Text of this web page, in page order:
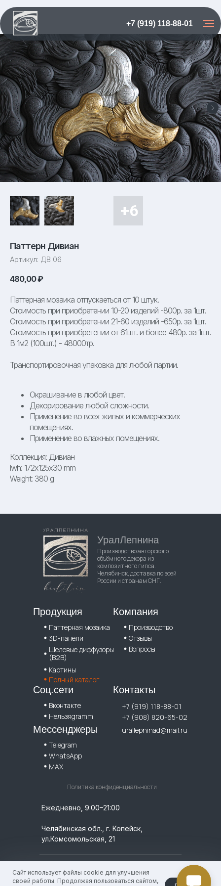
+7 (919) 118-88-01
Паттерн Дивиан
Артикул: ДВ 06
480,00₽
Паттерная мозаика отпускаеться от 10 штук.
Стоимость при приобретении 10-20 изделий -800р. за 1шт.
Стоимость при приобретении 21-60 изделий -650р. за 1шт.
Стоимость при приобретении от 61шт. и более 480р. за 1шт.
В 1м2 (100шт.) - 48000тр.
Транспортировочная упаковка для любой партии.
Окрашивание в любой цвет.
Декорирование любой сложности.
Применение во всех жилых и коммерческих
помещениях.
Применение во влажных помещениях.
Коллекция: Дивиан
lwh: 172x125x30 mm
Weight: 380 g
Паттерная мозаика
3D-панели
Щелевые диффузоры
(B2B)
Картины
Полный каталог
УралЛепнина
Продукция
+7 (919) 118-88-01
+7 (908) 820-65-02
urallepninad@mail.ru
Политика конфиденциальности
Контакты
Производство
Отзывы
Вопросы
Компания
Вконтакте
Нельзяgramm
Соц.сети
Telegram
WhatsApp
MAX
Мессенджеры
Производство авторского
объёмного декора из
композитного гипса.
Челябинск, доставка по всей
России и странам СНГ.
Ежедневно, 9:00–21:00
Челябинская обл., г. Копейск,
ул.Комсомольская, 21
© 2026 УралЛепнина. ИП Кислицин Денис
Геннадьевич, / ИНН: 744924756009 /
Сайт использует файлы cookie для улучшения
своей работы. Продолжая пользоваться сайтом,